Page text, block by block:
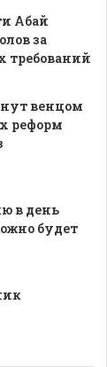
Абай
за
требований
венцом
реформ
в день
будет